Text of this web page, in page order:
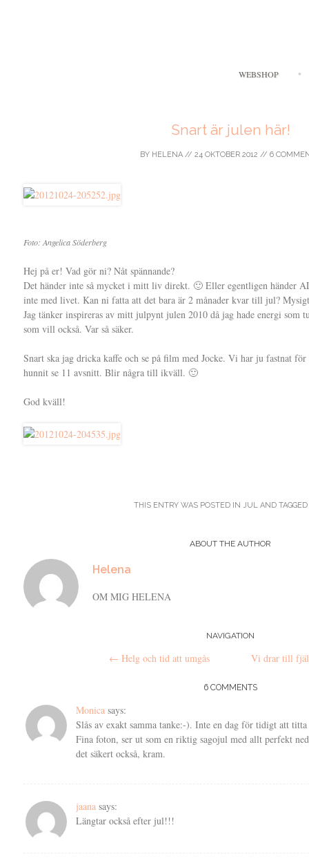
WEBSHOP
Snart är julen här!
BY HELENA // 24 OKTOBER 2012 // 6
Foto: Angelica Söderberg
Hej på er! Vad gör ni? Nåt spännande?
Det händer inte så mycket i mitt liv direkt. 🙂 Eller egentligen händer
inte med livet. Kan ni fatta att det bara är 2 månader kvar till jul?
Jag tänker inspireras av mitt julpynt julen 2010 då jag hade energi som
som vill också. Var så säker.
Snart ska jag dricka kaffe och se på film med Jocke. Vi har ju fastnat
hunnit se 11 avsnitt. Blir några till ikväll. 🙂
God kväll!
THIS ENTRY WAS POSTED IN JUL AND TAGGED
ABOUT THE AUTHOR
Helena
OM MIG HELENA
NAVIGATION
← Helg och tid att umgås Vi drar till
6 COMMENTS
Monica says:
Slås av exakt samma tanke:-). Inte en dag för tidigt att
Fina foton, ser ut som en riktig sagojul med allt perfekt
det säkert också, kram.
jaana says:
Längtar också efter jul!!!